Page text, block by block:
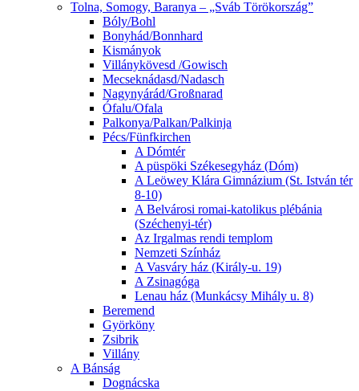
Tolna, Somogy, Baranya – „Sváb Törökország”
Bóly/Bohl
Bonyhád/Bonnhard
Kismányok
Villánykövesd /Gowisch
Mecseknádasd/Nadasch
Nagynyárád/Großnarad
Ófalu/Ofala
Palkonya/Palkan/Palkinja
Pécs/Fünfkirchen
A Dómtér
A püspöki Székesegyház (Dóm)
A Leöwey Klára Gimnázium (St. István tér
8-10)
A Belvárosi romai-katolikus plébánia
(Széchenyi-tér)
Az Irgalmas rendi templom
Nemzeti Színház
A Vasváry ház (Király-u. 19)
A Zsinagóga
Lenau ház (Munkácsy Mihály u. 8)
Beremend
Györköny
Zsibrik
Villány
A Bánság
Dognácska